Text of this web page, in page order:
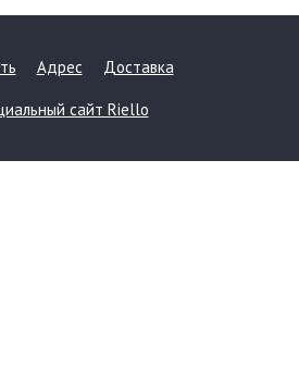
Адрес Доставка
сайт Riello